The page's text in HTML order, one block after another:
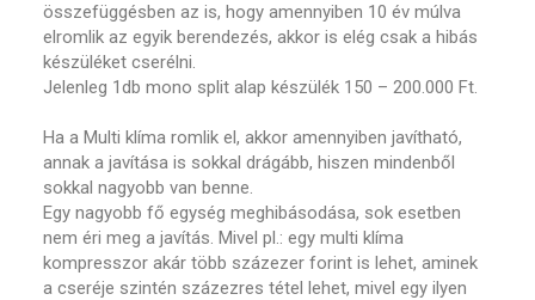
összefüggésben az is, hogy amennyiben 10 év múlva
elromlik az egyik berendezés, akkor is elég csak a hibás
készüléket cserélni.
Jelenleg 1db mono split alap készülék 150 – 200.000 Ft.
Ha a Multi klíma romlik el, akkor amennyiben javítható,
annak a javítása is sokkal drágább, hiszen mindenből
sokkal nagyobb van benne.
Egy nagyobb fő egység meghibásodása, sok esetben
nem éri meg a javítás. Mivel pl.: egy multi klíma
kompresszor akár több százezer forint is lehet, aminek
a cseréje szintén százezres tétel lehet, mivel egy ilyen